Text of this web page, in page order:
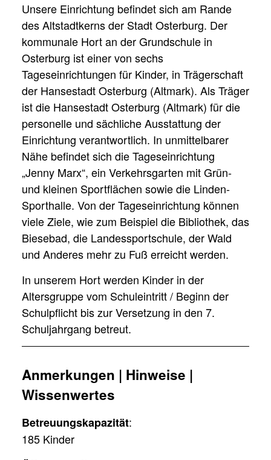
Unsere Einrichtung befindet sich am Rande
des Altstadtkerns der Stadt Osterburg. Der
kommunale Hort an der Grundschule in
Osterburg ist einer von sechs
Tageseinrichtungen für Kinder, in Trägerschaft
der Hansestadt Osterburg (Altmark). Als Träger
ist die Hansestadt Osterburg (Altmark) für die
personelle und sächliche Ausstattung der
Einrichtung verantwortlich. In unmittelbarer
Nähe befindet sich die Tageseinrichtung
„Jenny Marx“, ein Verkehrsgarten mit Grün-
und kleinen Sportflächen sowie die Linden-
Sporthalle. Von der Tageseinrichtung können
viele Ziele, wie zum Beispiel die Bibliothek, das
Biesebad, die Landessportschule, der Wald
und Anderes mehr zu Fuß erreicht werden.
In unserem Hort werden Kinder in der
Altersgruppe vom Schuleintritt / Beginn der
Schulpflicht bis zur Versetzung in den 7.
Schuljahrgang betreut.
Anmerkungen | Hinweise |
Wissenwertes
Betreuungskapazität:
185 Kinder